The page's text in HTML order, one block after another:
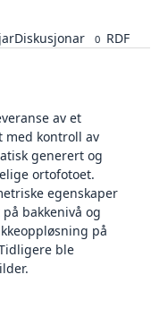
Diskusjonar 0 RDF
av et
med kontroll av
generert og
ortofotoet.
egenskaper
bakkenivå og
på
ble